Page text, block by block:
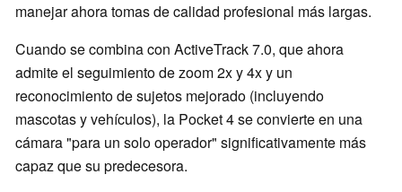
manejar ahora tomas de calidad profesional más largas.
Cuando se combina con ActiveTrack 7.0, que ahora
admite el seguimiento de zoom 2x y 4x y un
reconocimiento de sujetos mejorado (incluyendo
mascotas y vehículos), la Pocket 4 se convierte en una
cámara "para un solo operador" significativamente más
capaz que su predecesora.